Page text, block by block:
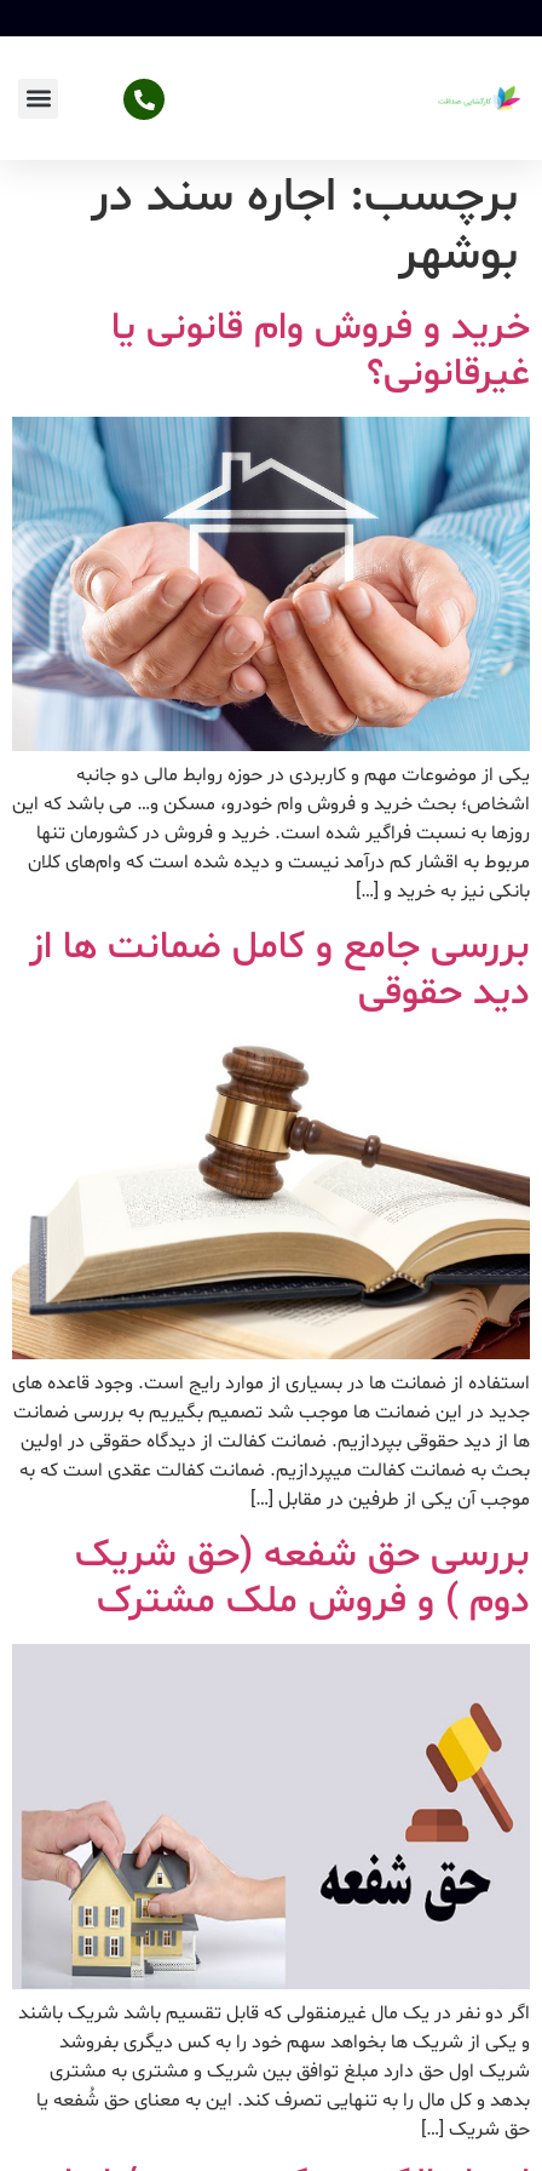
برچسب: اجاره سند در
بوشهر
خرید و فروش وام قانونی یا
غیرقانونی؟
یکی از موضوعات مهم و کاربردی در حوزه روابط مالی دو جانبه
اشخاص؛ بحث خرید و فروش وام خودرو، مسکن و… می باشد که این
روزها به نسبت فراگیر شده است. خرید و فروش در کشورمان تنها
مربوط به اقشار کم درآمد نیست و دیده شده است که وام‌های کلان
بانکی نیز به خرید و […]
بررسی جامع و کامل ضمانت ها از
دید حقوقی
استفاده از ضمانت ها در بسیاری از موارد رایج است. وجود قاعده های
جدید در این ضمانت ها موجب شد تصمیم بگیریم به بررسی ضمانت
ها از دید حقوقی بپردازیم. ضمانت کفالت از دیدگاه حقوقی در اولین
بحث به ضمانت کفالت میپردازیم. ضمانت کفالت عقدی است که به
موجب آن یکی از طرفین در مقابل […]
بررسی حق شفعه (حق شریک
دوم ) و فروش ملک مشترک
اگر دو نفر در یک مال غیرمنقولی که قابل تقسیم باشد شریک باشند
و یکی از شریک ها بخواهد سهم خود را به کس دیگری بفروشد
شریک اول حق دارد مبلغ توافق بین شریک و مشتری به مشتری
بدهد و کل مال را به تنهایی تصرف کند. این به معنای حق شُفعه یا
حق شریک […]